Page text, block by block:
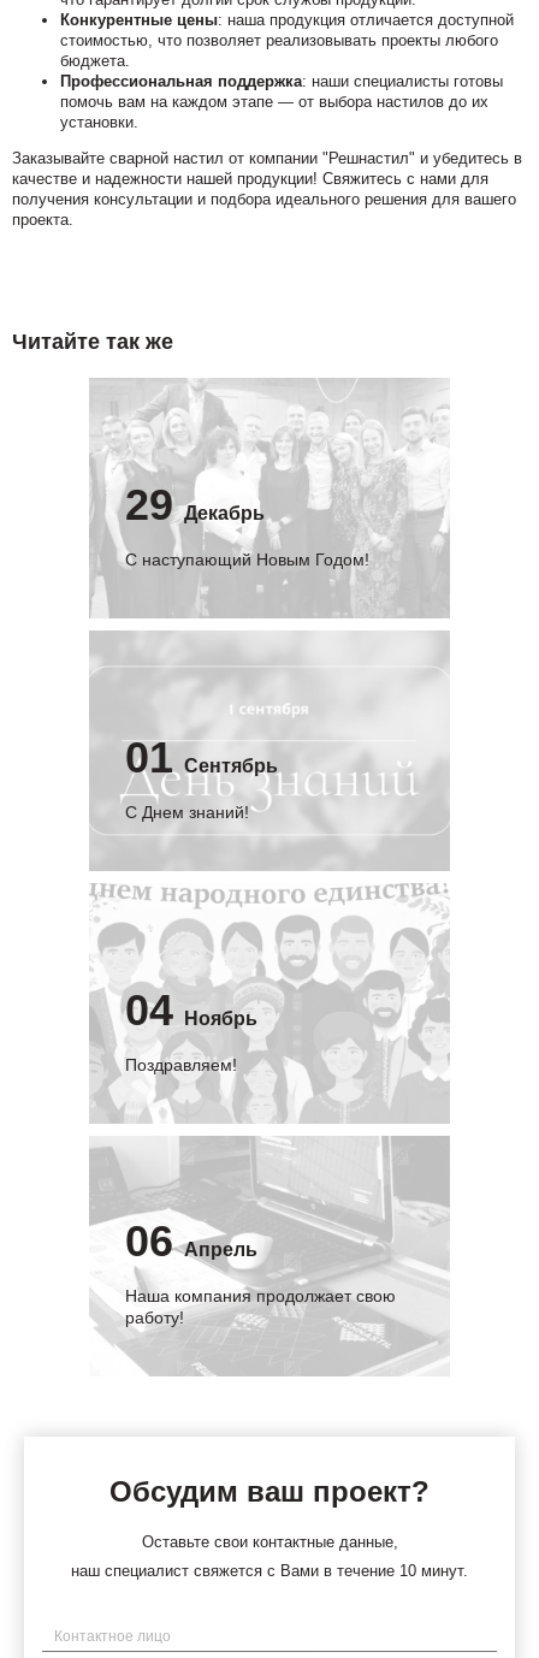
Конкурентные цены: наша продукция отличается доступной
стоимостью, что позволяет реализовывать проекты любого
бюджета.
Профессиональная поддержка: наши специалисты готовы
помочь вам на каждом этапе — от выбора настилов до их
установки.
Заказывайте сварной настил от компании "Решнастил" и убедитесь в
качестве и надежности нашей продукции! Свяжитесь с нами для
получения консультации и подбора идеального решения для вашего
проекта.
Читайте так же
29 Декабрь
С наступающий Новым Годом!
01 Сентябрь
C Днем знаний!
04 Ноябрь
Поздравляем!
06 Апрель
Наша компания продолжает свою
работу!
Обсудим ваш проект?
Оставьте свои контактные данные,
наш специалист свяжется с Вами в течение 10 минут.
Имя